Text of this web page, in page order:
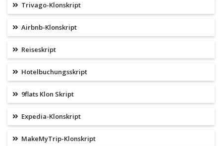
Trivago-Klonskript
Airbnb-Klonskript
Reiseskript
Hotelbuchungsskript
9flats Klon Skript
Expedia-Klonskript
MakeMyTrip-Klonskript